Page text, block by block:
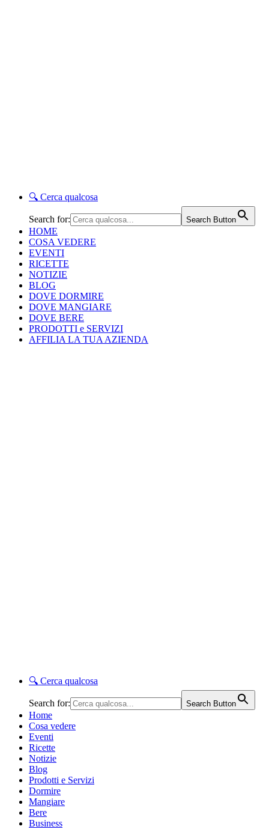
🔍 Cerca qualcosa
Search for: Search Button
HOME
COSA VEDERE
EVENTI
RICETTE
NOTIZIE
BLOG
DOVE DORMIRE
DOVE MANGIARE
DOVE BERE
PRODOTTI e SERVIZI
AFFILIA LA TUA AZIENDA
🔍 Cerca qualcosa
Search for: Search Button
Home
Cosa vedere
Eventi
Ricette
Notizie
Blog
Prodotti e Servizi
Dormire
Mangiare
Bere
Business